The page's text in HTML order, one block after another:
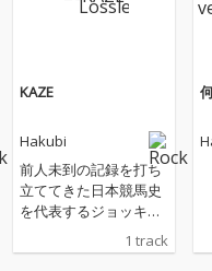
KAZE
Hakubi
前人未到の記録を打ち
立ててきた日本競馬史
を代表するジョッキ
40年を記念して開催さ
1 track